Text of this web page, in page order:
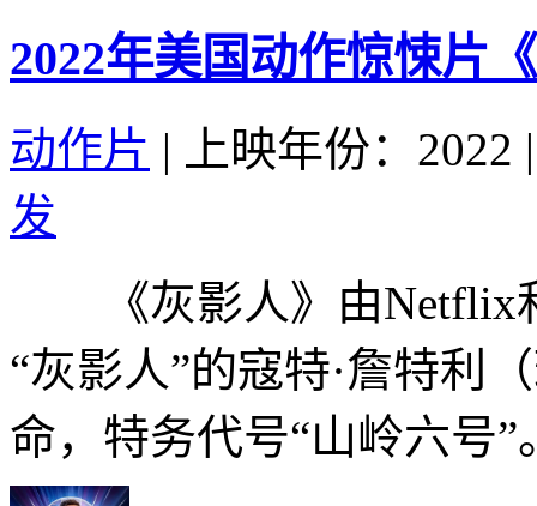
2022年美国动作惊悚片
动作片 | 上映年份：2022 |
发
《灰影人》由Netflix
“灰影人”的寇特·詹特利
命，特务代号“山岭六号